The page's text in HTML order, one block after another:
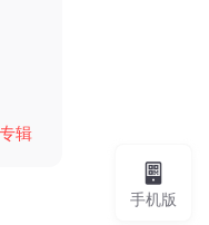
辑
手机版